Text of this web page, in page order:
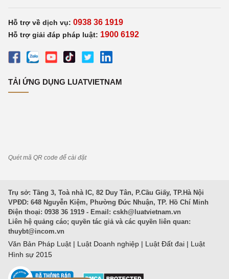
Hỗ trợ về dịch vụ: 0938 36 1919
Hỗ trợ giải đáp pháp luật: 1900 6192
TẢI ỨNG DỤNG LUATVIETNAM
Quét mã QR code để cài đặt
Trụ sở: Tầng 3, Toà nhà IC, 82 Duy Tân, P.Cầu Giấy, TP.Hà Nội
VPĐD: 648 Nguyễn Kiệm, Phường Đức Nhuận, TP. Hồ Chí Minh
Điện thoại: 0938 36 1919 - Email: cskh@luatvietnam.vn
Liên hệ quảng cáo; quyền tác giả và các quyền liên quan:
thuybt@incom.vn
Văn Bản Pháp Luật | Luật Doanh nghiệp | Luật Đất đai | Luật
Hình sự 2015